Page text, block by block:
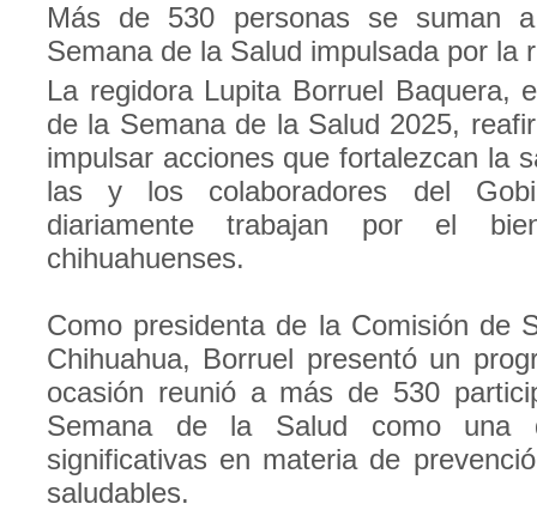
Más de 530 personas se suman
Semana de la Salud impulsada por la
La regidora Lupita Borruel Baquera,
de la Semana de la Salud 2025,
impulsar acciones que fortalezcan la
las y los colaboradores del
diariamente trabajan por el
chihuahuenses.
Como presidenta de la Comisión de
Chihuahua, Borruel presentó un
ocasión reunió a más de 530
Semana de la Salud como una
significativas en materia de
saludables.